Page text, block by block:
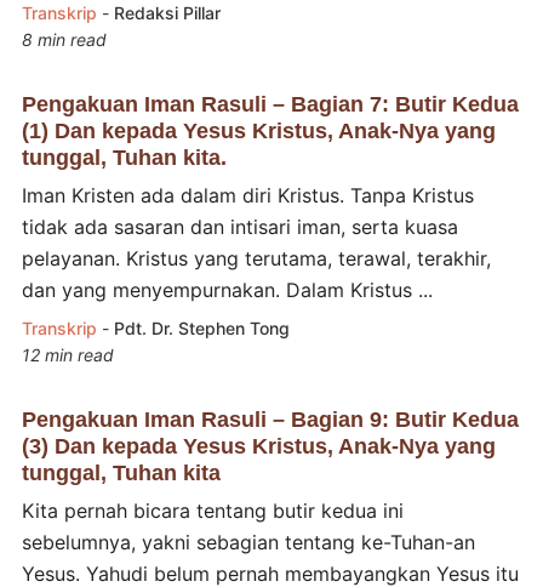
Transkrip - Redaksi Pillar
8 min read
Pengakuan Iman Rasuli – Bagian 7: Butir Kedua
(1) Dan kepada Yesus Kristus, Anak-Nya yang
tunggal, Tuhan kita.
Iman Kristen ada dalam diri Kristus. Tanpa Kristus
tidak ada sasaran dan intisari iman, serta kuasa
pelayanan. Kristus yang terutama, terawal, terakhir,
dan yang menyempurnakan. Dalam Kristus ...
Transkrip - Pdt. Dr. Stephen Tong
12 min read
Pengakuan Iman Rasuli – Bagian 9: Butir Kedua
(3) Dan kepada Yesus Kristus, Anak-Nya yang
tunggal, Tuhan kita
Kita pernah bicara tentang butir kedua ini
sebelumnya, yakni sebagian tentang ke-Tuhan-an
Yesus. Yahudi belum pernah membayangkan Yesus itu